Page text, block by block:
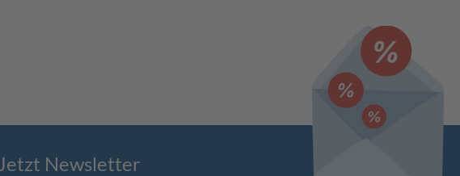
Newsletter